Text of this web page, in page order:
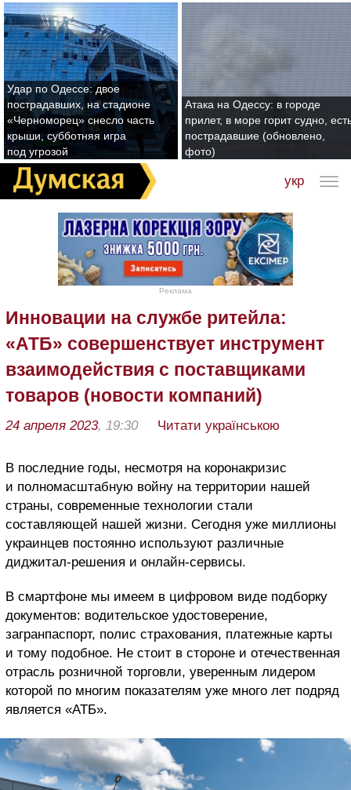
Удар по Одессе: двое
пострадавших, на стадионе
«Черноморец» снесло часть
крыши, субботняя игра
под угрозой
Атака на Одессу: в городе
прилет, в море горит судно,
пострадавшие (обновлено,
фото)
укр
Реклама
Инновации на службе ритейла:
«АТБ» совершенствует инструмент
взаимодействия с поставщиками
товаров (новости компаний)
24 апреля 2023, 19:30 Читати українською
В последние годы, несмотря на коронакризис
и полномасштабную войну на территории нашей
страны, современные технологии стали
составляющей нашей жизни. Сегодня уже миллионы
украинцев постоянно используют различные
диджитал-решения и онлайн-сервисы.
В смартфоне мы имеем в цифровом виде подборку
документов: водительское удостоверение,
загранпаспорт, полис страхования, платежные карты
и тому подобное. Не стоит в стороне и отечественная
отрасль розничной торговли, уверенным лидером
которой по многим показателям уже много лет подряд
является «АТБ».